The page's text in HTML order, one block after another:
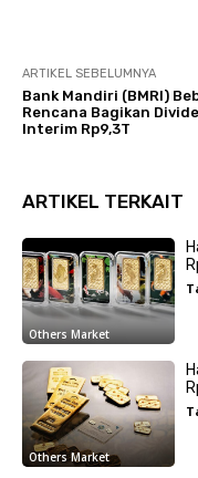
ARTIKEL SEBELUMNYA
Bank Mandiri (BMRI)
Rencana Bagikan
Interim Rp9,3T
ARTIKEL TERKAIT
Others Market
Others Market